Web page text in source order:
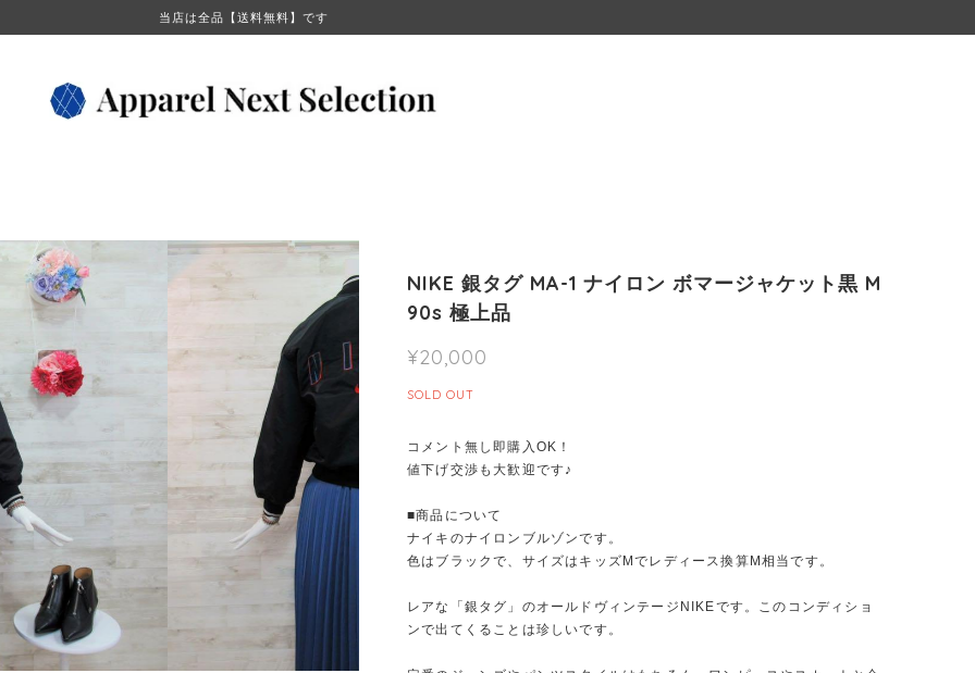
当店は全品【送料無料】です
NIKE 銀タグ MA-1 ナイロン ボマージャケット黒 M
90s 極上品
¥20,000
SOLD OUT
コメント無し即購入OK！
値下げ交渉も大歓迎です♪
■商品について
ナイキのナイロンブルゾンです。
色はブラックで、サイズはキッズMでレディース換算M相当です。
レアな「銀タグ」のオールドヴィンテージNIKEです。このコンディショ
ンで出てくることは珍しいです。